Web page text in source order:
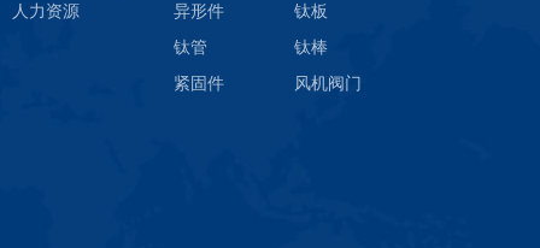
人力资源
异形件
钛板
钛管
钛棒
紧固件
风机阀门